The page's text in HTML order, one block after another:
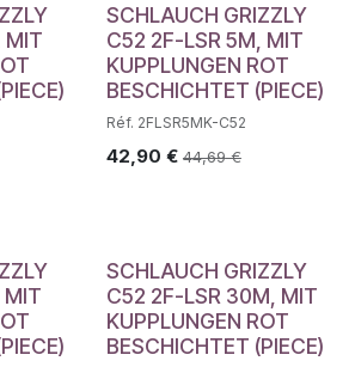
MIT
SCHLAUCH GRIZZLY
C52 2F-LSR 5M, MIT
KUPPLUNGEN ROT
BESCHICHTET (PIECE)
Réf. 2FLSR5MK-C52
42,90 € 44,69€
MIT
SCHLAUCH GRIZZLY
C52 2F-LSR 30M, MIT
KUPPLUNGEN ROT
BESCHICHTET (PIECE)